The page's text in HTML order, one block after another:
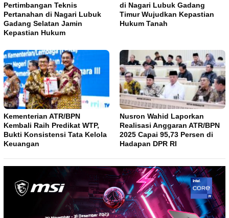
Pertimbangan Teknis
Pertanahan di Nagari Lubuk
Gadang Selatan Jamin
Kepastian Hukum
di Nagari Lubuk Gadang
Timur Wujudkan Kepastian
Hukum Tanah
Kementerian ATR/BPN
Kembali Raih Predikat WTP,
Bukti Konsistensi Tata Kelola
Keuangan
Nusron Wahid Laporkan
Realisasi Anggaran ATR/BPN
2025 Capai 95,73 Persen di
Hadapan DPR RI